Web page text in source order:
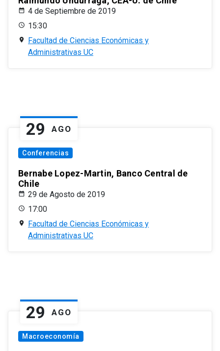
4 de Septiembre de 2019
15:30
Facultad de Ciencias Económicas y
Administrativas UC
29 AGO
Conferencias
Bernabe Lopez-Martin, Banco Central de
Chile
29 de Agosto de 2019
17:00
Facultad de Ciencias Económicas y
Administrativas UC
29 AGO
Macroeconomía